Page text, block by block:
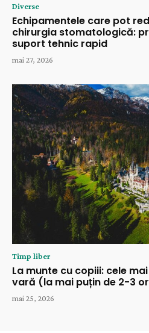
Diverse
Echipamentele care pot
chirurgia stomatologică:
suport tehnic rapid
mai 27, 2026
Timp liber
La munte cu copiii: cele
vară (la mai puțin de 2-3
mai 25, 2026